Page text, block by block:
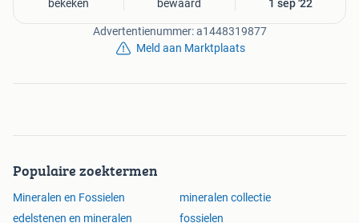
bekeken
bewaard
1 sep '22
Advertentienummer: a1448319877
Meld aan Marktplaats
Populaire zoektermen
Mineralen en Fossielen
mineralen collectie
edelstenen en mineralen
fossielen